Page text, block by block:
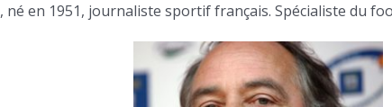
, né en 1951, journaliste sportif français. Spécialiste du